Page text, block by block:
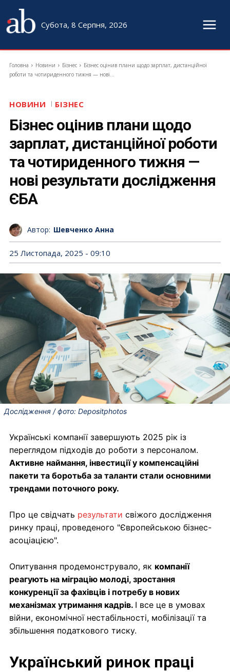
Субота, 8 Серпня, 2026
Головна Новини Бізнес
Бізнес оцінив плани щодо зарплат, дистанційної
роботи та чотириденного тижня — нові...
НОВИНИ БІЗНЕС
Бізнес оцінив плани щодо
зарплат, дистанційної роботи
та чотириденного тижня —
нові результати дослідження
ЄБА
Автор: Шевченко Анна
25 Листопада, 2025 - 09:10
Дослідження / фото: Depositphotos
Українські компанії завершують 2025 рік із
переглядом підходів до роботи з персоналом.
Активне наймання, інвестиції у компенсаційні
пакети та боротьба за таланти стали основними
трендами поточного року.
Про це свідчать результати свіжого дослідження
ринку праці, проведеного "Європейською бізнес-
асоціацією".
Опитування продемонструвало, як компанії
реагують на міграцію молоді, зростання
конкуренції за фахівців і потребу в нових
механізмах утримання кадрів. І все це в умовах
війни, економічної нестабільності, мобілізації та
збільшення податкового тиску.
Український ринок праці